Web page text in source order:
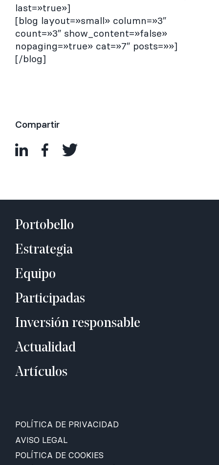
last=»true»]
[blog layout=»small» column=»3″
count=»3″ show_content=»false»
nopaging=»true» cat=»7″ posts=»»]
[/blog]
Compartir
Portobello
Estrategia
Equipo
Participadas
Inversión responsable
Actualidad
Artículos
POLÍTICA DE PRIVACIDAD
AVISO LEGAL
POLÍTICA DE COOKIES